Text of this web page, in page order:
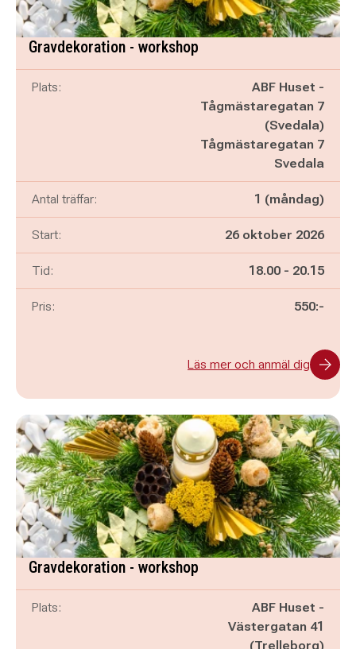
Gravdekoration - workshop
Plats:
ABF Huset -
Tågmästaregatan 7
(Svedala)
Tågmästaregatan 7
Svedala
Antal träffar: 1 (måndag)
Start: 26 oktober 2026
Tid: Pågår mellan
18.00 - och
20.15
Pris: 550:-
Läs mer och anmäl dig
Gravdekoration - workshop
Plats:
ABF Huset -
Västergatan 41
(Trelleborg)